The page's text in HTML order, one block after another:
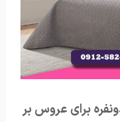
برای عروس بر